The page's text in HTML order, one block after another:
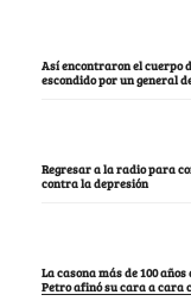
Así encontraron el cuerpo
escondido por un general
Regresar a la radio para
contra la depresión
La casona más de 100
Petro afinó su cara a cara